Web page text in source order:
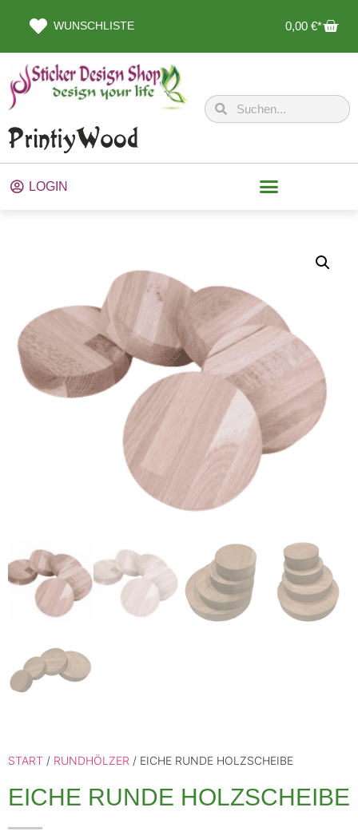
WUNSCHLISTE 0,00 €
LOGIN
START / RUNDHÖLZER / EICHE RUNDE HOLZSCHEIBE
EICHE RUNDE HOLZSCHEIBE